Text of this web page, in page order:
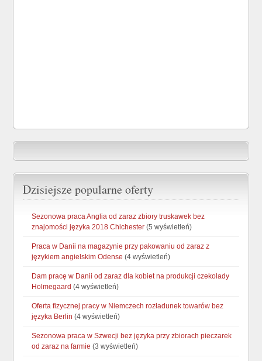
Dzisiejsze popularne oferty
Sezonowa praca Anglia od zaraz zbiory truskawek bez
znajomości języka 2018 Chichester (5 wyświetleń)
Praca w Danii na magazynie przy pakowaniu od zaraz z
językiem angielskim Odense (4 wyświetleń)
Dam pracę w Danii od zaraz dla kobiet na produkcji czekolady
Holmegaard (4 wyświetleń)
Oferta fizycznej pracy w Niemczech rozładunek towarów bez
języka Berlin (4 wyświetleń)
Sezonowa praca w Szwecji bez języka przy zbiorach pieczarek
od zaraz na farmie (3 wyświetleń)